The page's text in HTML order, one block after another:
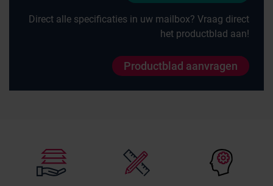
Direct alle specificaties in uw mailbox? Vraag direct
het productblad aan!
Productblad aanvragen